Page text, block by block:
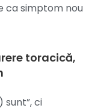
ca simptom nou
toracică,
ci